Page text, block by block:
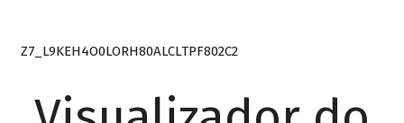
Z7_L9KEH4O0LORH80ALCLTPF802C2